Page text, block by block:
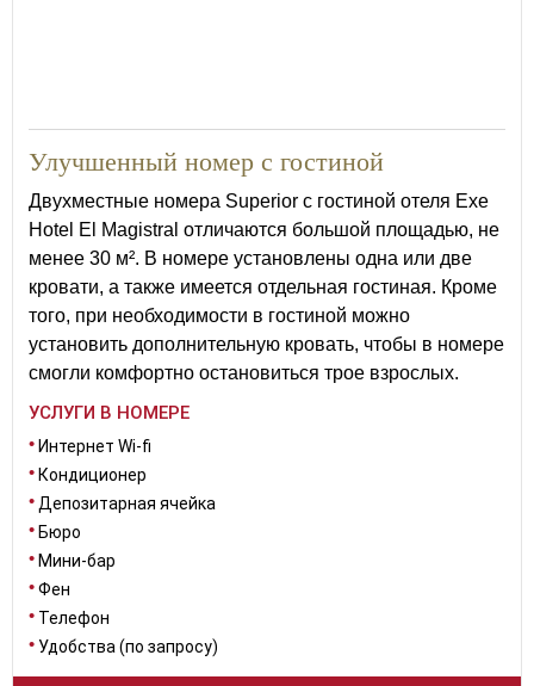
Улучшенный номер с гостиной
Двухместные номера Superior с гостиной отеля Exe
Hotel El Magistral отличаются большой площадью, не
менее 30 м². В номере установлены одна или две
кровати, а также имеется отдельная гостиная. Кроме
того, при необходимости в гостиной можно
установить дополнительную кровать, чтобы в номере
смогли комфортно остановиться трое взрослых.
УСЛУГИ В НОМЕРЕ
Интернет Wi-fi
Кондиционер
Депозитарная ячейка
Бюро
Мини-бар
Фен
Телефон
Удобства (по запросу)